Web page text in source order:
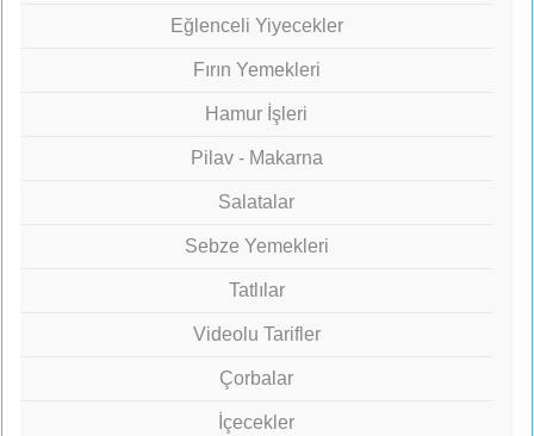
Eğlenceli Yiyecekler
Fırın Yemekleri
Hamur İşleri
Pilav - Makarna
Salatalar
Sebze Yemekleri
Tatlılar
Videolu Tarifler
Çorbalar
İçecekler